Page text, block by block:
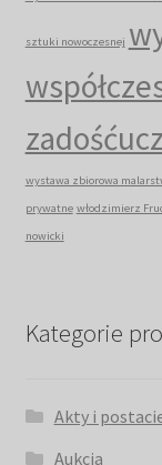
sztuki nowoczesnej
wystawa zbiorowa
prywatne włodzimierz
nowicki
Kategorie
Akty i
Aukcja